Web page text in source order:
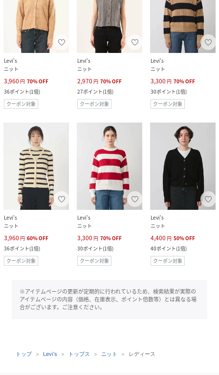
Levi's
ニット
3,960 円 70%OFF
36ポイント(1倍)
クーポン対象
Levi's
ニット
2,970 円 70%OFF
27ポイント(1倍)
クーポン対象
Levi's
ニット
3,300 円 70%OFF
30ポイント(1倍)
クーポン対象
Levi's
ニット
3,960 円 60%OFF
36ポイント(1倍)
クーポン対象
Levi's
ニット
3,300 円 70%OFF
30ポイント(1倍)
クーポン対象
Levi's
ニット
4,400 円 50%OFF
40ポイント(1倍)
クーポン対象
※アイテムページの更新が定期的に行われているため、検索結果が実際の
アイテムページの内容（価格、在庫表示、ポイント倍数等）とは異なる場
合がございます。ご注意ください。
トップ Levi's トップス ニット レディース